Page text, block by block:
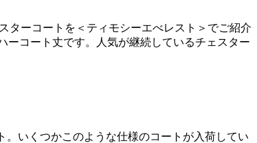
ターコートを＜ティモシーエべレスト＞でご紹介
ーコート丈です。人気が継続しているチェスター
いくつかこのような仕様のコートが入荷してい